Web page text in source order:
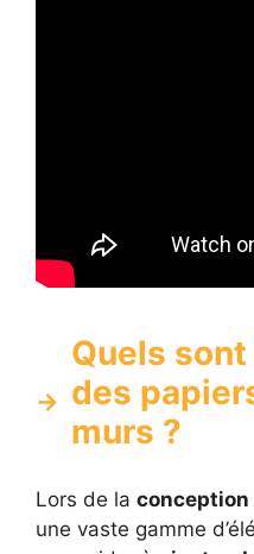
Quels
des
murs ?
Lors de la conception
une vaste gamme